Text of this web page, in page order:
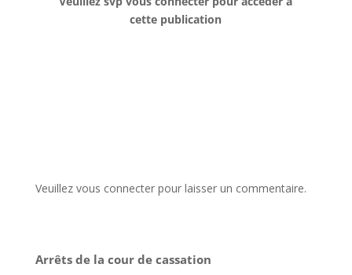
cette publication
Veuillez vous connecter pour laisser un commentaire.
Arrêts de la cour de cassation